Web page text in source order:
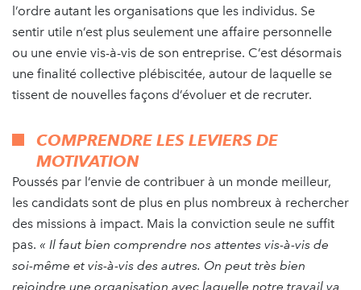
l’ordre autant les organisations que les individus. Se
sentir utile n’est plus seulement une affaire personnelle
ou une envie vis-à-vis de son entreprise. C’est désormais
une finalité collective plébiscitée, autour de laquelle se
tissent de nouvelles façons d’évoluer et de recruter.
COMPRENDRE LES LEVIERS DE
MOTIVATION
Poussés par l’envie de contribuer à un monde meilleur,
les candidats sont de plus en plus nombreux à rechercher
des missions à impact. Mais la conviction seule ne suffit
pas. « Il faut bien comprendre nos attentes vis-à-vis de
soi-même et vis-à-vis des autres. On peut très bien
rejoindre une organisation avec laquelle notre travail va